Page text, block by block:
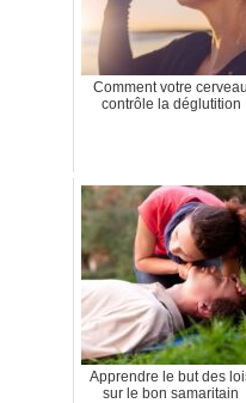
Comment votre cerveau
contrôle la déglutition
Apprendre le but des
sur le bon samaritain